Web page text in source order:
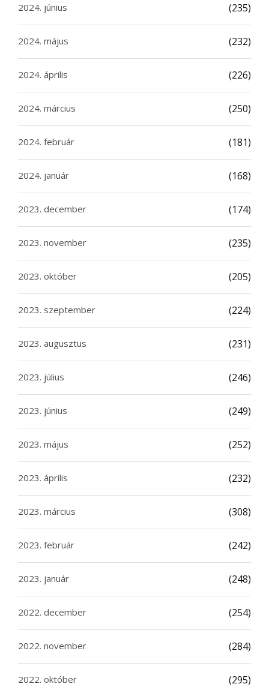
2024. június (235)
2024. május (232)
2024. április (226)
2024. március (250)
2024. február (181)
2024. január (168)
2023. december (174)
2023. november (235)
2023. október (205)
2023. szeptember (224)
2023. augusztus (231)
2023. július (246)
2023. június (249)
2023. május (252)
2023. április (232)
2023. március (308)
2023. február (242)
2023. január (248)
2022. december (254)
2022. november (284)
2022. október (295)